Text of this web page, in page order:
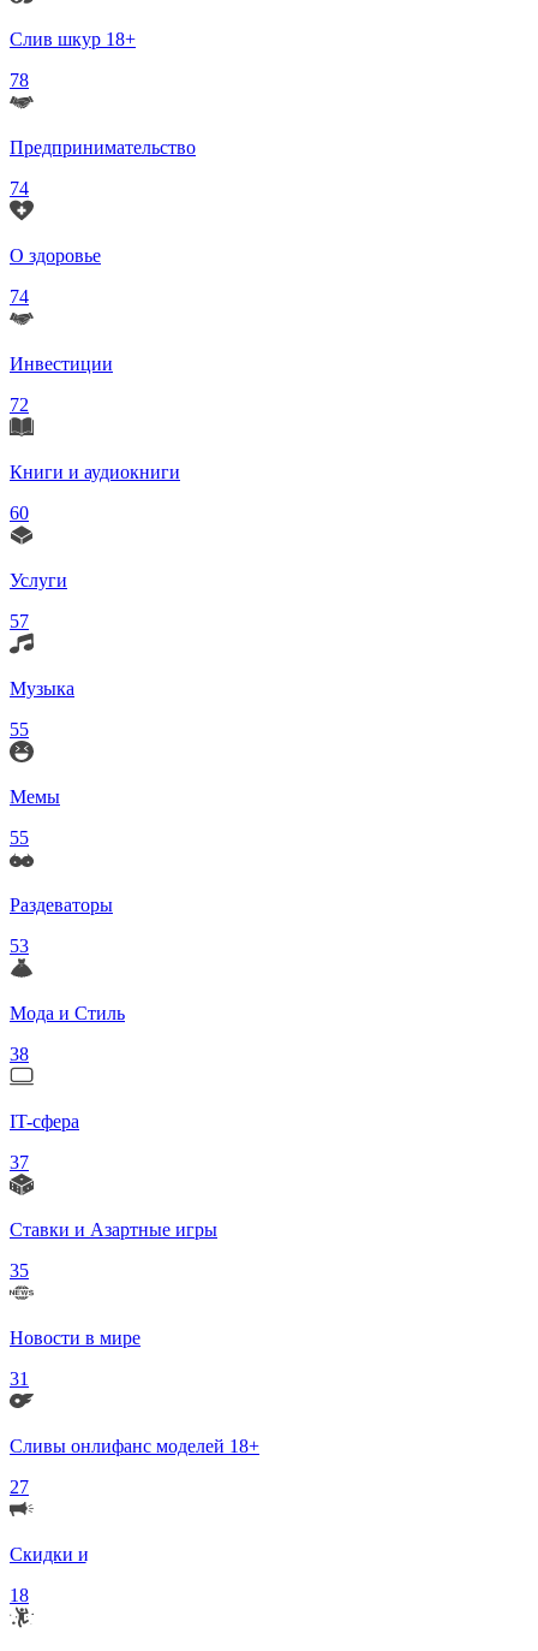
Слив шкур 18+
78
Предпринимательство
74
О здоровье
74
Инвестиции
72
Книги и аудиокниги
60
Услуги
57
Музыка
55
Мемы
55
Раздеваторы
53
Мода и Стиль
38
IT-сфера
37
Ставки и Азартные игры
35
Новости в мире
31
Сливы онлифанс моделей 18+
27
Скидки и Акции
18